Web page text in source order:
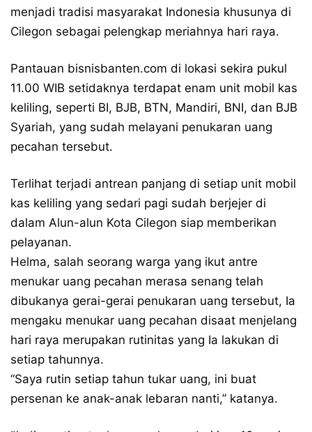
menjadi tradisi masyarakat Indonesia khusunya di
Cilegon sebagai pelengkap meriahnya hari raya.
Pantauan bisnisbanten.com di lokasi sekira pukul
11.00 WIB setidaknya terdapat enam unit mobil kas
keliling, seperti BI, BJB, BTN, Mandiri, BNI, dan BJB
Syariah, yang sudah melayani penukaran uang
pecahan tersebut.
Terlihat terjadi antrean panjang di setiap unit mobil
kas keliling yang sedari pagi sudah berjejer di
dalam Alun-alun Kota Cilegon siap memberikan
pelayanan.
Helma, salah seorang warga yang ikut antre
menukar uang pecahan merasa senang telah
dibukanya gerai-gerai penukaran uang tersebut, Ia
mengaku menukar uang pecahan disaat menjelang
hari raya merupakan rutinitas yang Ia lakukan di
setiap tahunnya.
“Saya rutin setiap tahun tukar uang, ini buat
persenan ke anak-anak lebaran nanti,” katanya.